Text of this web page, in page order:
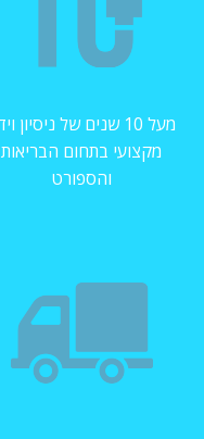
מעל 10 שנים של ניסיון וידע
מקצועי בתחום הבריאות
והספורט